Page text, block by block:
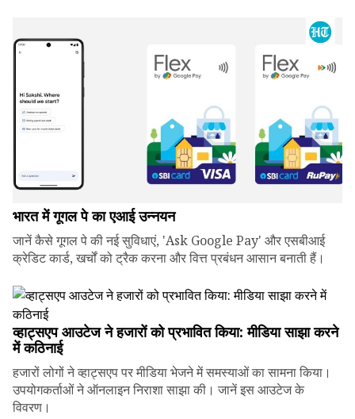
भारत में गूगल पे का एआई उन्नयन
जानें कैसे गूगल पे की नई सुविधाएं, 'Ask Google Pay' और एसबीआई
क्रेडिट कार्ड, खर्चों को ट्रैक करना और वित्त प्रबंधन आसान बनाती हैं।
व्हाट्सएप आउटेज ने हजारों को प्रभावित किया: मीडिया साझा करने
में कठिनाई
हजारों लोगों ने व्हाट्सएप पर मीडिया भेजने में समस्याओं का सामना किया।
उपयोगकर्ताओं ने ऑनलाइन निराशा साझा की। जानें इस आउटेज के
विवरण।